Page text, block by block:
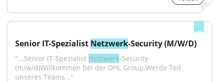
Senior IT-Spezialist Netzwerk-Security (M/W/D)
"...Senior IT-Spezialist Netzwerk-Security
(m/w/d)Willkommen bei der DHL Group.Werde Teil
unseres Teams..."